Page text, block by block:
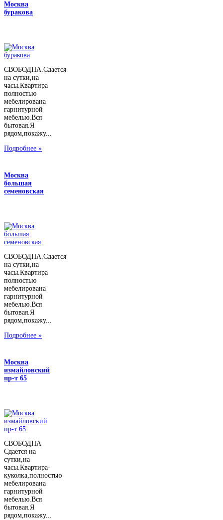
Москва
буракова
СВОБОДНА.Сдается
на сутки,на
часы.Квартира
полностью
мебелирована
гарнитурной
мебелью.Вся
бытовая.Я
рядом,покажу...
Подробнее »
Москва
большая
семеновская
СВОБОДНА.Сдается
на сутки,на
часы.Квартира
полностью
мебелирована
гарнитурной
мебелью.Вся
бытовая.Я
рядом,покажу...
Подробнее »
Москва
измайловский
пр-т 65
СВОБОДНА
Сдается на
сутки,на
часы.Квартира-
куколка,полностью
мебелирована
гарнитурной
мебелью.Вся
бытовая.Я
рядом,покажу...